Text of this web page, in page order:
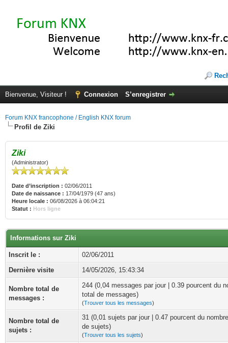
Bienvenue, Visiteur ! Connexion S’enregistrer
Forum KNX francophone / English KNX forum
Profil de Ziki
Ziki
(Administrator)
Date d’inscription : 02/06/2011
Date de naissance : 17/04/1979 (47 ans)
Heure locale : 06/08/2026 à 06:04:21
Statut : Hors ligne
Informations sur Ziki
Inscrit le :
02/06/2011
Dernière visite
14/05/2026, 15:43:34
Nombre total de
messages :
244 (0,04 messages par jour | 0.39 pourcent du
total de messages)
(Trouver tous les messages)
Nombre total de
sujets :
31 (0,01 sujets par jour | 0.47 pourcent du
de sujets)
(Trouver tous les sujets)